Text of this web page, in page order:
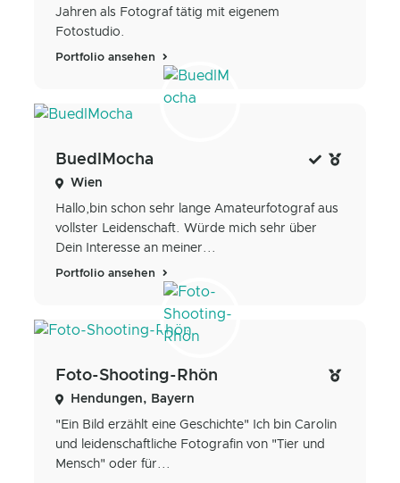
Jahren als Fotograf tätig mit eigenem
Fotostudio.
Portfolio ansehen
BuedlMocha
Wien
Hallo,bin schon sehr lange Amateurfotograf aus
vollster Leidenschaft. Würde mich sehr über
Dein Interesse an meiner...
Portfolio ansehen
Foto-Shooting-Rhön
Hendungen, Bayern
"Ein Bild erzählt eine Geschichte" Ich bin Carolin
und leidenschaftliche Fotografin von "Tier und
Mensch" oder für...